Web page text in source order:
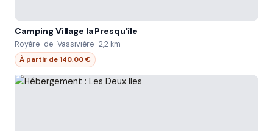
Camping Village la Presqu'île
Royère-de-Vassivière · 2,2 km
À partir de 140,00 €